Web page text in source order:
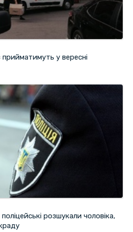
у вересні
розшукали чоловіка,